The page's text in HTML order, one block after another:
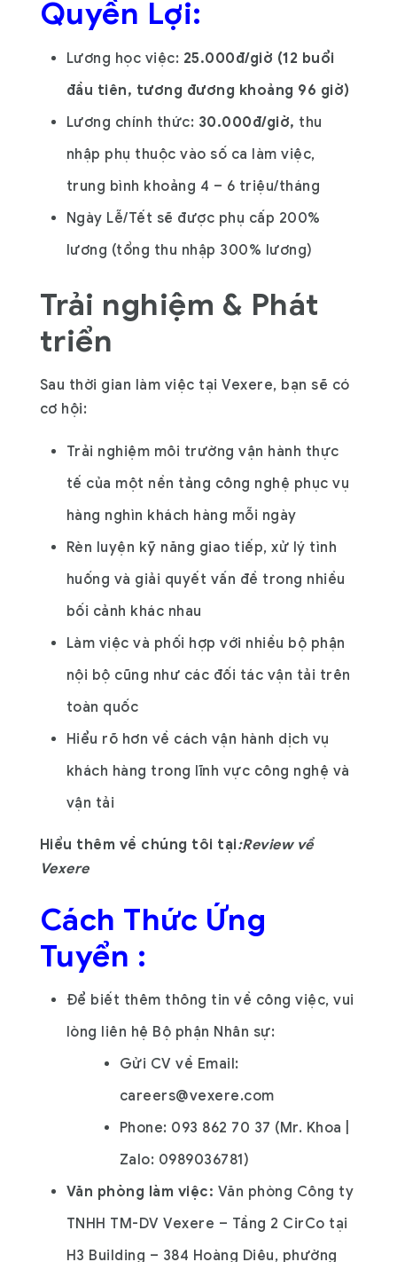
Quyền Lợi:
Lương học việc: 25.000đ/giờ (12 buổi
đầu tiên, tương đương khoảng 96 giờ)
Lương chính thức: 30.000đ/giờ, thu
nhập phụ thuộc vào số ca làm việc,
trung bình khoảng 4 – 6 triệu/tháng
Ngày Lễ/Tết sẽ được phụ cấp 200%
lương (tổng thu nhập 300% lương)
Trải nghiệm & Phát
triển
Sau thời gian làm việc tại Vexere, bạn sẽ có
cơ hội:
Trải nghiệm môi trường vận hành thực
tế của một nền tảng công nghệ phục vụ
hàng nghìn khách hàng mỗi ngày
Rèn luyện kỹ năng giao tiếp, xử lý tình
huống và giải quyết vấn đề trong nhiều
bối cảnh khác nhau
Làm việc và phối hợp với nhiều bộ phận
nội bộ cũng như các đối tác vận tải trên
toàn quốc
Hiểu rõ hơn về cách vận hành dịch vụ
khách hàng trong lĩnh vực công nghệ và
vận tải
Hiểu thêm về chúng tôi tại:Review về
Vexere
Cách Thức Ứng
Tuyển :
Để biết thêm thông tin về công việc, vui
lòng liên hệ Bộ phận Nhân sự:
Gửi CV về Email:
careers@vexere.com
Phone: 093 862 70 37 (Mr. Khoa |
Zalo: 0989036781)
Văn phòng làm việc: Văn phòng Công ty
TNHH TM-DV Vexere – Tầng 2 CirCo tại
H3 Building – 384 Hoàng Diệu, phường